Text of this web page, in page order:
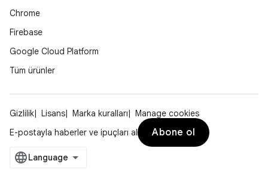
Chrome
Firebase
Google Cloud Platform
Tüm ürünler
Gizlilik Lisans Marka kuralları
Manage cookies
E-postayla haberler ve ipuçları al
Abone ol